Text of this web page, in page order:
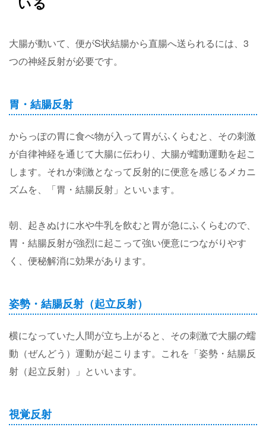
大腸が動いて、便がS状結腸から直腸へ送られるには、3
つの神経反射が必要です。
胃・結腸反射
からっぽの胃に食べ物が入って胃がふくらむと、その刺激
が自律神経を通じて大腸に伝わり、大腸が蠕動運動を起こ
します。それが刺激となって反射的に便意を感じるメカニ
ズムを、「胃・結腸反射」といいます。
朝、起きぬけに水や牛乳を飲むと胃が急にふくらむので、
胃・結腸反射が強烈に起こって強い便意につながりやす
く、便秘解消に効果があります。
姿勢・結腸反射（起立反射）
横になっていた人間が立ち上がると、その刺激で大腸の蠕
動（ぜんどう）運動が起こります。これを「姿勢・結腸反
射（起立反射）」といいます。
視覚反射